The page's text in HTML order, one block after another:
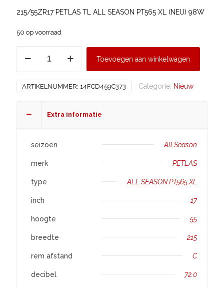
215/55ZR17 PETLAS TL ALL SEASON PT565 XL (NEU) 98W
50 op voorraad
ALL
SEASON
PT565
Toevoegen aan winkelwagen
ARTIKELNUMMER: 14FCD459C373 Categorie: Nieuw
Extra informatie
seizoen All Season
merk PETLAS
type ALL SEASON PT565 XL
inch 17
hoogte 55
breedte 215
rem afstand C
decibel 72.0